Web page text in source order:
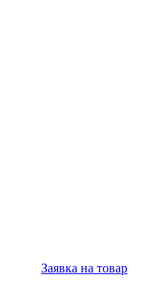
Заявка на товар